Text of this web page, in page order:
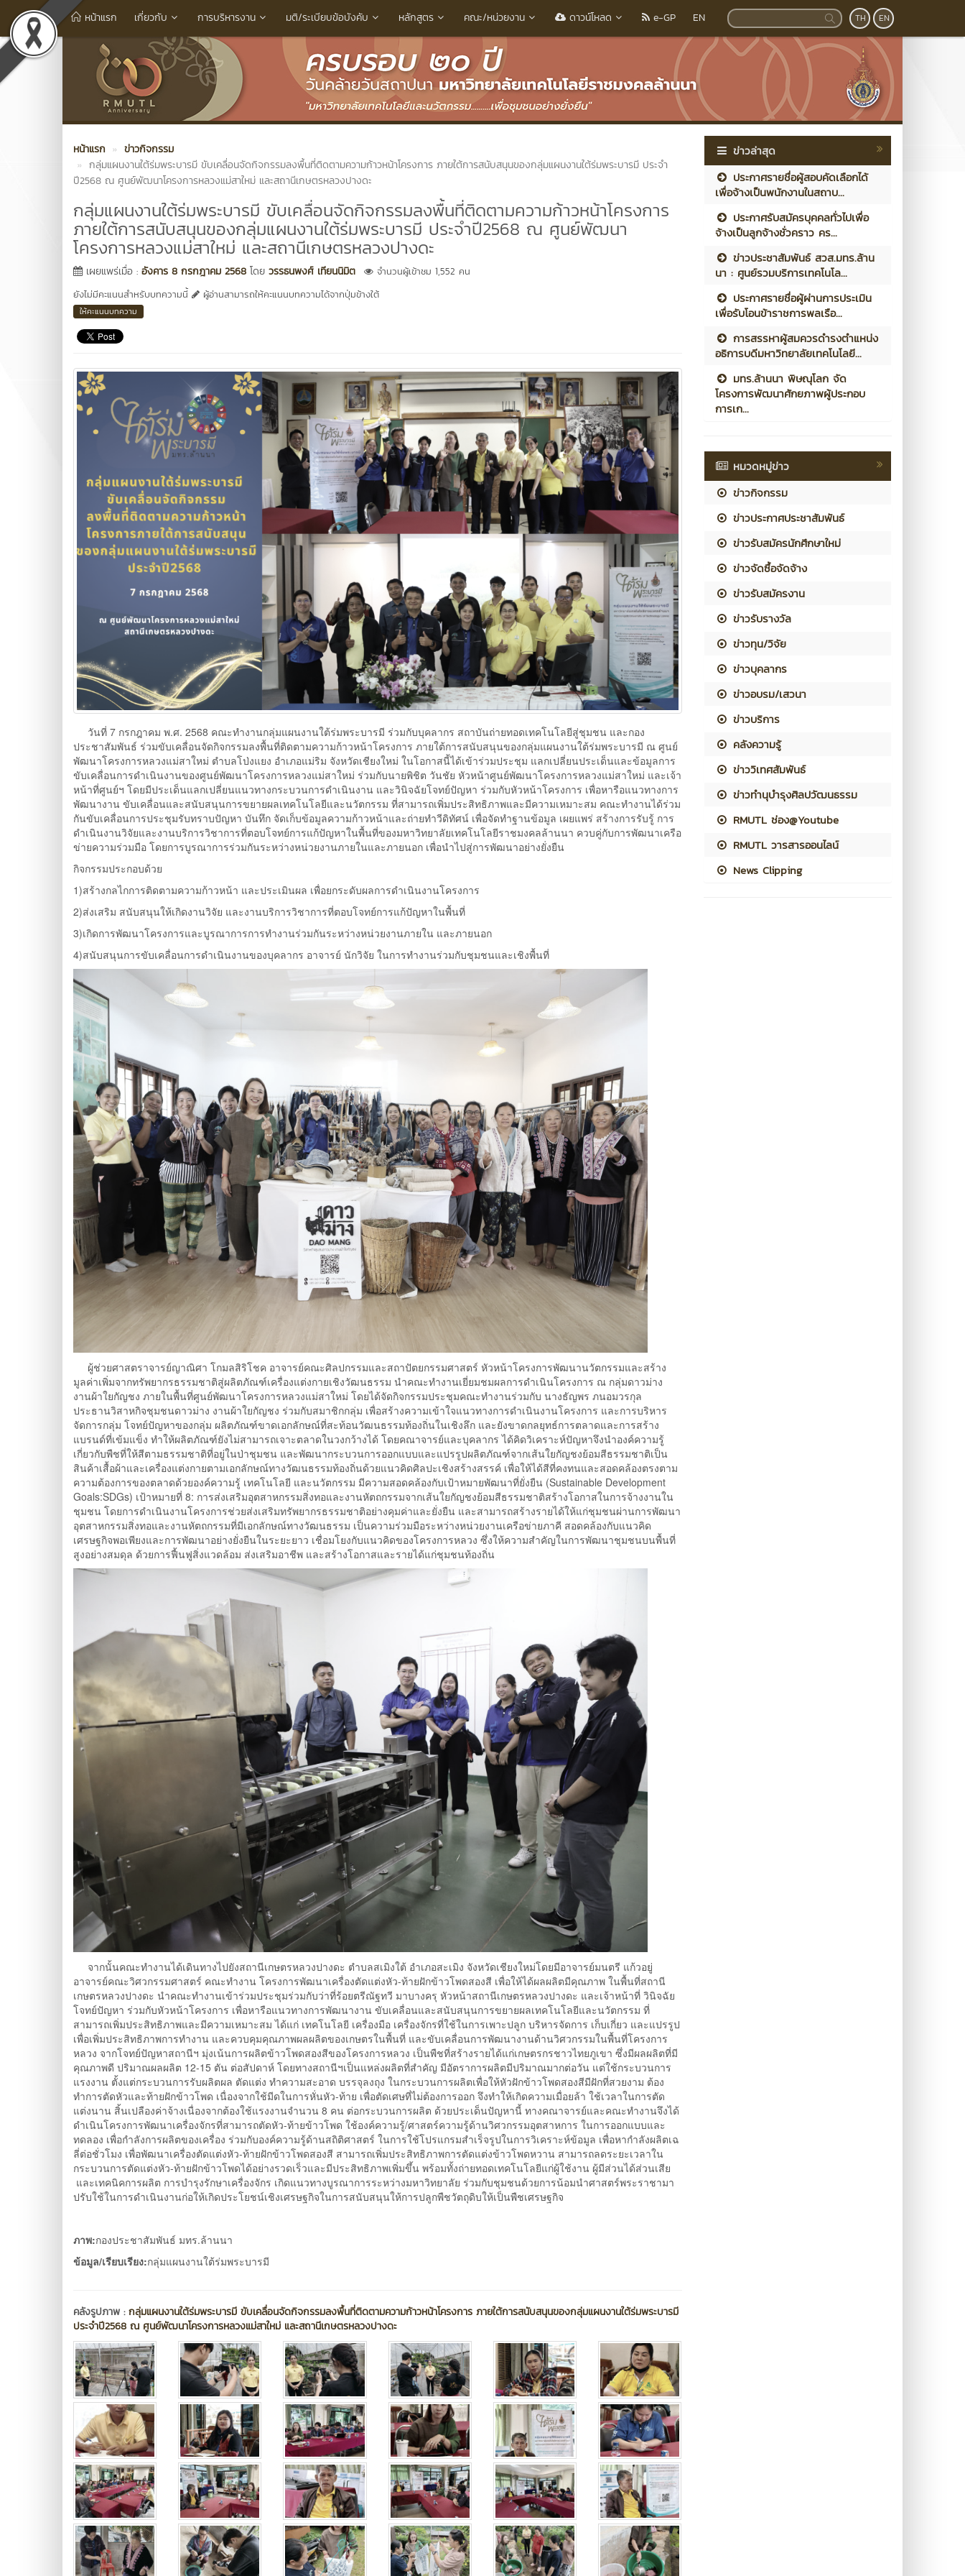
หน้าแรก เกี่ยวกับ การบริหารงาน มติ/ระเบียบข้อบังคับ หลักสูตร คณะ/หน่วยงาน ดาวน์โหลด e-GP EN TH EN
หน้าแรก
ข่าวกิจกรรม
กลุ่มแผนงานใต้ร่มพระบารมี ขับเคลื่อนจัดกิจกรรมลงพื้นที่ติดตามความก้าวหน้าโครงการ ภายใต้การสนับสนุนของกลุ่มแผนงานใต้ร่มพระบารมี ประจำ
ปี2568 ณ ศูนย์พัฒนาโครงการหลวงแม่สาใหม่ และสถานีเกษตรหลวงปางดะ
กลุ่มแผนงานใต้ร่มพระบารมี ขับเคลื่อนจัดกิจกรรมลงพื้นที่ติดตามความก้าวหน้าโครงการ
ภายใต้การสนับสนุนของกลุ่มแผนงานใต้ร่มพระบารมี ประจำปี2568 ณ ศูนย์พัฒนา
โครงการหลวงแม่สาใหม่ และสถานีเกษตรหลวงปางดะ
เผยแพร่เมื่อ : อังคาร 8 กรกฎาคม 2568 โดย วรรธนพงศ์ เทียนนิมิต
จำนวนผู้เข้าชม 1,552 คน
ยังไม่มีคะแนนสำหรับบทความนี้
ผู้อ่านสามารถให้คะแนนบทความได้จากปุ่มข้างใต้
ให้คะแนนบทความ
วันที่ 7 กรกฎาคม พ.ศ. 2568 คณะทำงานกลุ่มแผนงานใต้ร่มพระบารมี ร่วมกับบุคลากร สถาบันถ่ายทอดเทคโนโลยีสู่ชุมชน และกอง
ประชาสัมพันธ์ ร่วมขับเคลื่อนจัดกิจกรรมลงพื้นที่ติดตามความก้าวหน้าโครงการ ภายใต้การสนับสนุนของกลุ่มแผนงานใต้ร่มพระบารมี ณ ศูนย์
พัฒนาโครงการหลวงแม่สาใหม่ ตำบลโป่งแยง อำเภอแม่ริม จังหวัดเชียงใหม่ ในโอกาสนี้ได้เข้าร่วมประชุม แลกเปลี่ยนประเด็นและข้อมูลการ
ขับเคลื่อนการดำเนินงานของศูนย์พัฒนาโครงการหลวงแม่สาใหม่ ร่วมกับนายพิชิต วันชัย หัวหน้าศูนย์พัฒนาโครงการหลวงแม่สาใหม่ และเจ้า
หน้าที่ศูนย์ฯ โดยมีประเด็นแลกเปลี่ยนแนวทางกระบวนการดำเนินงาน และวินิจฉัยโจทย์ปัญหา ร่วมกับหัวหน้าโครงการ เพื่อหารือแนวทางการ
พัฒนางาน ขับเคลื่อนและสนับสนุนการขยายผลเทคโนโลยีและนวัตกรรม ที่สามารถเพิ่มประสิทธิภาพและมีความเหมาะสม คณะทำงานได้ร่วม
กันขับเคลื่อนการประชุมรับทราบปัญหา บันทึก จัดเก็บข้อมูลความก้าวหน้าและถ่ายทำวีดิทัศน์ เพื่อจัดทำฐานข้อมูล เผยแพร่ สร้างการรับรู้ การ
ดำเนินงานวิจัยและงานบริการวิชาการที่ตอบโจทย์การแก้ปัญหาในพื้นที่ของมหาวิทยาลัยเทคโนโลยีราชมงคลล้านนา ควบคู่กับการพัฒนาเครือ
ข่ายความร่วมมือ โดยการบูรณาการร่วมกันระหว่างหน่วยงานภายในและภายนอก เพื่อนำไปสู่การพัฒนาอย่างยั่งยืน
กิจกรรมประกอบด้วย
1)สร้างกลไกการติดตามความก้าวหน้า และประเมินผล เพื่อยกระดับผลการดำเนินงานโครงการ
2)ส่งเสริม สนับสนุนให้เกิดงานวิจัย และงานบริการวิชาการที่ตอบโจทย์การแก้ปัญหาในพื้นที่
3)เกิดการพัฒนาโครงการและบูรณาการการทำงานร่วมกันระหว่างหน่วยงานภายใน และภายนอก
4)สนับสนุนการขับเคลื่อนการดำเนินงานของบุคลากร อาจารย์ นักวิจัย ในการทำงานร่วมกับชุมชนและเชิงพื้นที่
ผู้ช่วยศาสตราจารย์ญาณิศา โกมลสิริโชค อาจารย์คณะศิลปกรรมและสถาปัตยกรรมศาสตร์ หัวหน้าโครงการพัฒนานวัตกรรมและสร้าง
มูลค่าเพิ่มจากทรัพยากรธรรมชาติสู่ผลิตภัณฑ์เครื่องแต่งกายเชิงวัฒนธรรม นำคณะทำงานเยี่ยมชมผลการดำเนินโครงการ ณ กลุ่มดาวม่าง
งานผ้าใยกัญชง ภายในพื้นที่ศูนย์พัฒนาโครงการหลวงแม่สาใหม่ โดยได้จัดกิจกรรมประชุมคณะทำงานร่วมกับ นางธัญพร ภนอมวรกุล
ประธานวิสาหกิจชุมชนดาวม่าง งานผ้าใยกัญชง ร่วมกับสมาชิกกลุ่ม เพื่อสร้างความเข้าใจแนวทางการดำเนินงานโครงการ และการบริหาร
จัดการกลุ่ม โจทย์ปัญหาของกลุ่ม ผลิตภัณฑ์ขาดเอกลักษณ์ที่สะท้อนวัฒนธรรมท้องถิ่นในเชิงลึก และยังขาดกลยุทธ์การตลาดและการสร้าง
แบรนด์ที่เข้มแข็ง ทำให้ผลิตภัณฑ์ยังไม่สามารถเจาะตลาดในวงกว้างได้ โดยคณาจารย์และบุคลากร ได้คิดวิเคราะห์ปัญหาจึงนำองค์ความรู้
เกี่ยวกับพืชที่ให้สีตามธรรมชาติที่อยู่ในป่าชุมชน และพัฒนากระบวนการออกแบบและแปรรูปผลิตภัณฑ์จากเส้นใยกัญชงย้อมสีธรรมชาติเป็น
สินค้าเสื้อผ้าและเครื่องแต่งกายตามเอกลักษณ์ทางวัฒนธรรมท้องถิ่นด้วยแนวคิดศิลปะเชิงสร้างสรรค์ เพื่อให้ได้สีที่คงทนและสอดคล้องตรงตาม
ความต้องการของตลาดด้วยองค์ความรู้ เทคโนโลยี และนวัตกรรม มีความสอดคล้องกับเป้าหมายพัฒนาที่ยั่งยืน (Sustainable Development
Goals:SDGs) เป้าหมายที่ 8: การส่งเสริมอุตสาหกรรมสิ่งทอและงานหัตถกรรมจากเส้นใยกัญชงย้อมสีธรรมชาติสร้างโอกาสในการจ้างงานใน
ชุมชน โดยการดำเนินงานโครงการช่วยส่งเสริมทรัพยากรธรรมชาติอย่างคุมค่าและยั่งยืน และสามารถสร้างรายได้ให้แก่ชุมชนผ่านการพัฒนา
อุตสาหกรรมสิ่งทอและงานหัตถกรรมที่มีเอกลักษณ์ทางวัฒนธรรม เป็นความร่วมมือระหว่างหน่วยงานเครือข่ายภาคี สอดคล้องกับแนวคิด
เศรษฐกิจพอเพียงและการพัฒนาอย่างยั่งยืนในระยะยาว เชื่อมโยงกับแนวคิดของโครงการหลวง ซึ่งให้ความสำคัญในการพัฒนาชุมชนบนพื้นที่
สูงอย่างสมดุล ด้วยการฟื้นฟูสิ่งแวดล้อม ส่งเสริมอาชีพ และสร้างโอกาสและรายได้แก่ชุมชนท้องถิ่น
จากนั้นคณะทำงานได้เดินทางไปยังสถานีเกษตรหลวงปางดะ ตำบลสเมิงใต้ อำเภอสะเมิง จังหวัดเชียงใหม่โดยมีอาจารย์มนตรี แก้วอยู่
อาจารย์คณะวิศวกรรมศาสตร์ คณะทำงาน โครงการพัฒนาเครื่องตัดแต่งหัว-ท้ายฝักข้าวโพดสองสี เพื่อให้ได้ผลผลิตมีคุณภาพ ในพื้นที่สถานี
เกษตรหลวงปางดะ นำคณะทำงานเข้าร่วมประชุมร่วมกับว่าที่ร้อยตรีณัฐทวี มาบางครุ หัวหน้าสถานีเกษตรหลวงปางดะ และเจ้าหน้าที่ วินิจฉัย
โจทย์ปัญหา ร่วมกับหัวหน้าโครงการ เพื่อหารือแนวทางการพัฒนางาน ขับเคลื่อนและสนับสนุนการขยายผลเทคโนโลยีและนวัตกรรม ที่
สามารถเพิ่มประสิทธิภาพและมีความเหมาะสม ได้แก่ เทคโนโลยี เครื่องมือ เครื่องจักรที่ใช้ในการเพาะปลูก บริหารจัดการ เก็บเกี่ยว และแปรรูป
เพื่อเพิ่มประสิทธิภาพการทำงาน และควบคุมคุณภาพผลผลิตของเกษตรในพื้นที่ และขับเคลื่อนการพัฒนางานด้านวิศวกรรมในพื้นที่โครงการ
หลวง จากโจทย์ปัญหาสถานีฯ มุ่งเน้นการผลิตข้าวโพดสองสีของโครงการหลวง เป็นพืชที่สร้างรายได้แก่เกษตรกรชาวไทยภูเขา ซึ่งมีผลผลิตที่มี
คุณภาพดี ปริมาณผลผลิต 12-15 ตัน ต่อสัปดาห์ โดยทางสถานีฯเป็นแหล่งผลิตที่สำคัญ มีอัตราการผลิตมีปริมาณมากต่อวัน แต่ใช้กระบวนการ
แรงงาน ตั้งแต่กระบวนการรับผลิตผล ตัดแต่ง ทำความสะอาด บรรจุลงถุง ในกระบวนการผลิตเพื่อให้หัวฝักข้าวโพดสองสีมีฝักที่สวยงาม ต้อง
ทำการตัดหัวและท้ายฝักข้าวโพด เนื่องจากใช้มีดในการหั่นหัว-ท้าย เพื่อตัดเศษที่ไม่ต้องการออก จึงทำให้เกิดความเมื่อยล้า ใช้เวลาในการตัด
แต่งนาน สิ้นเปลืองค่าจ้างเนื่องจากต้องใช้แรงงานจำนวน 8 คน ต่อกระบวนการผลิต ด้วยประเด็นปัญหานี้ ทางคณาจารย์และคณะทำงานจึงได้
ดำเนินโครงการพัฒนาเครื่องจักรที่สามารถตัดหัว-ท้ายข้าวโพด ใช้องค์ความรู้/ศาสตร์ความรู้ด้านวิศวกรรมอุตสาหการ ในการออกแบบและ
ทดลอง เพื่อกำลังการผลิตของเครื่อง ร่วมกับองค์ความรู้ด้านสถิติศาสตร์ ในการใช้โปรแกรมสำเร็จรูปในการวิเคราะห์ข้อมูล เพื่อหากำลังผลิตเฉ
ลี่ต่อชั่วโมง เพื่อพัฒนาเครื่องตัดแต่งหัว-ท้ายฝักข้าวโพดสองสี สามารถเพิ่มประสิทธิภาพการตัดแต่งข้าวโพดหวาน สามารถลดระยะเวลาใน
กระบวนการตัดแต่งหัว-ท้ายฝักข้าวโพดได้อย่างรวดเร็วและมีประสิทธิภาพเพิ่มขึ้น พร้อมทั้งถ่ายทอดเทคโนโลยีแก่ผู้ใช้งาน ผู้มีส่วนได้ส่วนเสีย
และเทคนิคการผลิต การบำรุงรักษาเครื่องจักร เกิดแนวทางบูรณาการระหว่างมหาวิทยาลัย ร่วมกับชุมชนด้วยการน้อมนำศาสตร์พระราชามา
ปรับใช้ในการดำเนินงานก่อให้เกิดประโยชน์เชิงเศรษฐกิจในการสนับสนุนให้การปลูกพืชวัตถุดิบให้เป็นพืชเศรษฐกิจ
ภาพ:กองประชาสัมพันธ์ มทร.ล้านนา
ข้อมูล/เรียบเรียง:กลุ่มแผนงานใต้ร่มพระบารมี
คลังรูปภาพ :กลุ่มแผนงานใต้ร่มพระบารมี ขับเคลื่อนจัดกิจกรรมลงพื้นที่ติดตามความก้าวหน้าโครงการ ภายใต้การสนับสนุนของกลุ่มแผนงานใต้ร่มพระบารมี
ประจำปี2568 ณ ศูนย์พัฒนาโครงการหลวงแม่สาใหม่ และสถานีเกษตรหลวงปางดะ
ข่าวล่าสุด
ประกาศรายชื่อผู้สอบคัดเลือกได้
เพื่อจ้างเป็นพนักงานในสถาบ...
ประกาศรับสมัครบุคคลทั่วไปเพื่อ
จ้างเป็นลูกจ้างชั่วคราว คร...
ข่าวประชาสัมพันธ์ สวส.มทร.ล้าน
นา : ศูนย์รวมบริการเทคโนโล...
ประกาศรายชื่อผู้ผ่านการประเมิน
เพื่อรับโอนข้าราชการพลเรือ...
การสรรหาผู้สมควรดำรงตำแหน่ง
อธิการบดีมหาวิทยาลัยเทคโนโลยี...
มทร.ล้านนา พิษณุโลก จัด
โครงการพัฒนาศักยภาพผู้ประกอบ
การเก...
หมวดหมู่ข่าว
ข่าวกิจกรรม
ข่าวประกาศประชาสัมพันธ์
ข่าวรับสมัครนักศึกษาใหม่
ข่าวจัดซื้อจัดจ้าง
ข่าวรับสมัครงาน
ข่าวรับรางวัล
ข่าวทุน/วิจัย
ข่าวบุคลากร
ข่าวอบรม/เสวนา
ข่าวบริการ
คลังความรู้
ข่าววิเทศสัมพันธ์
ข่าวทำนุบำรุงศิลปวัฒนธรรม
RMUTL ช่อง@Youtube
RMUTL วารสารออนไลน์
News Clipping